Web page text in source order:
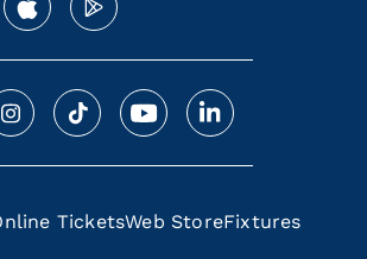
TicketsWeb StoreFixtures